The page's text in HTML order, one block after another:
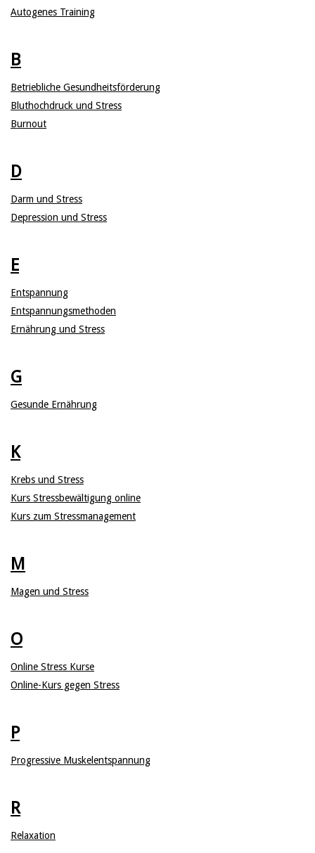
Autogenes Training
B
Betriebliche Gesundheitsförderung
Bluthochdruck und Stress
Burnout
D
Darm und Stress
Depression und Stress
E
Entspannung
Entspannungsmethoden
Ernährung und Stress
G
Gesunde Ernährung
K
Krebs und Stress
Kurs Stressbewältigung online
Kurs zum Stressmanagement
M
Magen und Stress
O
Online Stress Kurse
Online-Kurs gegen Stress
P
Progressive Muskelentspannung
R
Relaxation